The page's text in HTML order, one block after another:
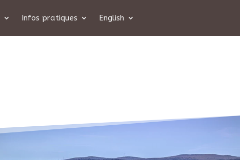
Infos pratiques English